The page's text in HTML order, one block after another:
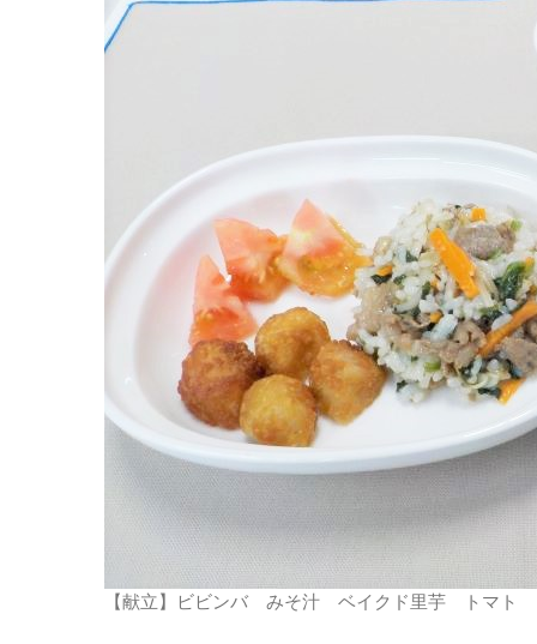
【献立】ビビンバ みそ汁 ベイクド里芋 トマト